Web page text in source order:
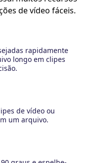
de vídeo fáceis.
rapidamente
longo em clipes
de vídeo ou
um arquivo.